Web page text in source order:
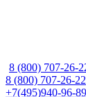
8 (800) 707-26-
8 (800) 707-26-22
+7(495)940-96-89